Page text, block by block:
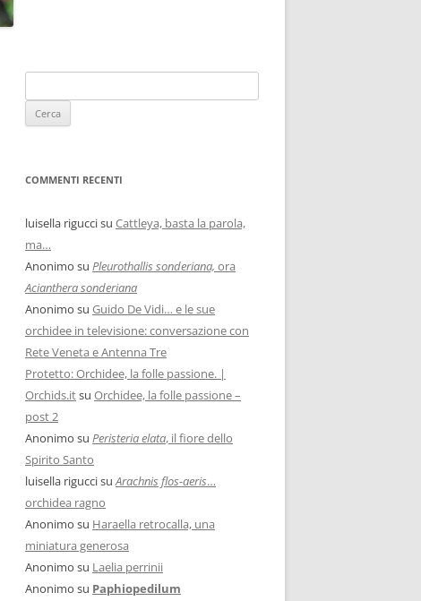
COMMENTI RECENTI
luisella riguccisu Cattleya, basta la parola,
ma…
Anonimo su Pleurothallis sonderiana, ora
Acianthera sonderiana
Anonimo su Guido De Vidi… e le sue
orchidee in televisione: conversazione con
Rete Veneta e Antenna Tre
Protetto: Orchidee, la folle passione. |
Orchids.itsu Orchidee, la folle passione –
post 2
Anonimo su Peristeria elata, il fiore dello
Spirito Santo
luisella riguccisuArachnis flos-aeris…
orchidea ragno
Anonimo su Haraella retrocalla, una
miniatura generosa
Anonimo su Laelia perrinii
Anonimo su Paphiopedilum